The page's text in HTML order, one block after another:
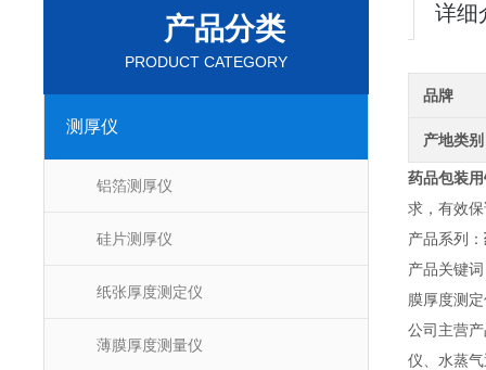
产品分类
PRODUCT CATEGORY
测厚仪
铝箔测厚仪
硅片测厚仪
纸张厚度测定仪
薄膜厚度测量仪
详细
品牌
产地类别
药品包装
求，有效
产品系列：
产品关键
膜厚度测
公司主营
仪、水蒸